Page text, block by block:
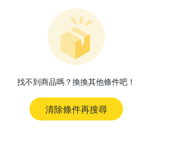
找不到商品嗎？換換其他條件吧！
清除條件再搜尋